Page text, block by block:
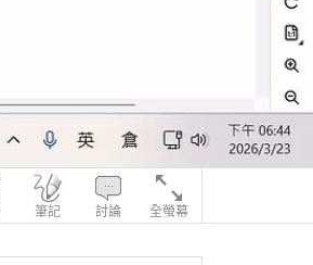
筆記 討論 全螢幕